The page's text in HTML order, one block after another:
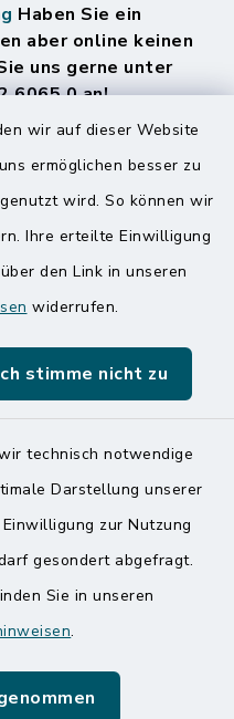
wir auf dieser Website
ermöglichen besser zu
wird. So können wir
Ihre erteilte Einwilligung
den Link in unseren
widerrufen.
stimme nicht zu
technisch notwendige
Darstellung unserer
zur Nutzung
gesondert abgefragt.
Sie in unseren
.
Haben Sie ein
aber online keinen
uns gerne unter
6065 0 an!